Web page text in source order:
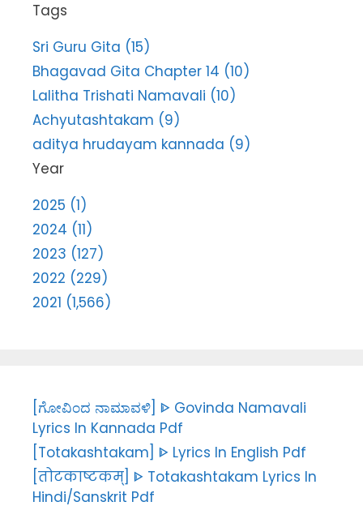
Tags
Sri Guru Gita (15)
Bhagavad Gita Chapter 14 (10)
Lalitha Trishati Namavali (10)
Achyutashtakam (9)
aditya hrudayam kannada (9)
Year
2025 (1)
2024 (11)
2023 (127)
2022 (229)
2021 (1,566)
[ಗೋವಿಂದ ನಾಮಾವಳಿ] ᐈ Govinda Namavali
Lyrics In Kannada Pdf
[Totakashtakam] ᐈ Lyrics In English Pdf
[तोटकाष्टकम्] ᐈ Totakashtakam Lyrics In
Hindi/Sanskrit Pdf